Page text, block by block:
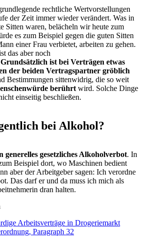
rechtliche Wertvorstellungen
der Zeit immer wieder verändert. Was in
Sitten waren, belächeln wir heute zum
es zum Beispiel gegen die guten Sitten
einer Frau verbietet, arbeiten zu gehen.
das aber noch
Grundsätzlich ist bei Verträgen etwas
der beiden Vertragspartner gröblich
Bestimmungen sittenwidrig, die so weit
berührt wird. Solche Dinge
einseitig beschließen.
bei Alkohol?
generelles gesetzliches Alkoholverbot. In
Beispiel dort, wo Maschinen bedient
aber der Arbeitgeber sagen: Ich verordne
Das darf er und da muss ich mich als
dran halten.
Arbeitsverträge in Drogeriemarkt
Paragraph 32